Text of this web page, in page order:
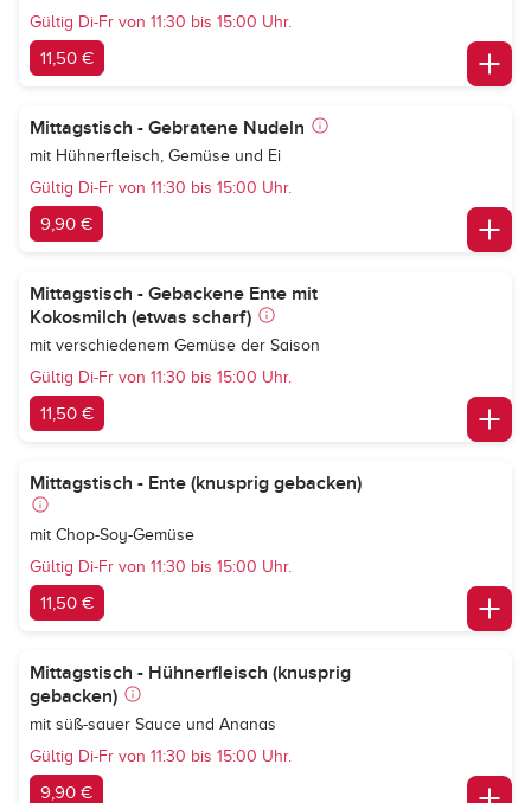
Gültig Di-Fr von 11:30 bis 15:00 Uhr.
11,50 €
Mittagstisch - Gebratene Nudeln
mit Hühnerfleisch, Gemüse und Ei
Gültig Di-Fr von 11:30 bis 15:00 Uhr.
9,90 €
Mittagstisch - Gebackene Ente mit
Kokosmilch (etwas scharf)
mit verschiedenem Gemüse der Saison
Gültig Di-Fr von 11:30 bis 15:00 Uhr.
11,50 €
Mittagstisch - Ente (knusprig gebacken)
mit Chop-Soy-Gemüse
Gültig Di-Fr von 11:30 bis 15:00 Uhr.
11,50 €
Mittagstisch - Hühnerfleisch (knusprig
gebacken)
mit süß-sauer Sauce und Ananas
Gültig Di-Fr von 11:30 bis 15:00 Uhr.
9,90 €